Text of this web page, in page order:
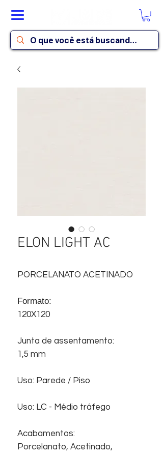
ELON LIGHT AC
PORCELANATO ACETINADO
Formato:
120X120
Junta de assentamento:
1,5 mm
Uso: Parede / Piso
Uso: LC - Médio tráfego
Acabamentos:
Porcelanato, Acetinado,